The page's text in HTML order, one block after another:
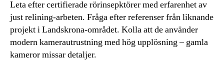
Leta efter certifierade rörinsepktörer med erfarenhet av
just relining-arbeten. Fråga efter referenser från liknande
projekt i Landskrona-området. Kolla att de använder
modern kamerautrustning med hög upplösning – gamla
kameror missar detaljer.